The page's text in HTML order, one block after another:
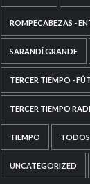
ROMPECABEZAS -
SARANDÍ GRANDE
TERCER TIEMPO -
TERCER TIEMPO
TIEMPO TODOS
UNCATEGORIZED